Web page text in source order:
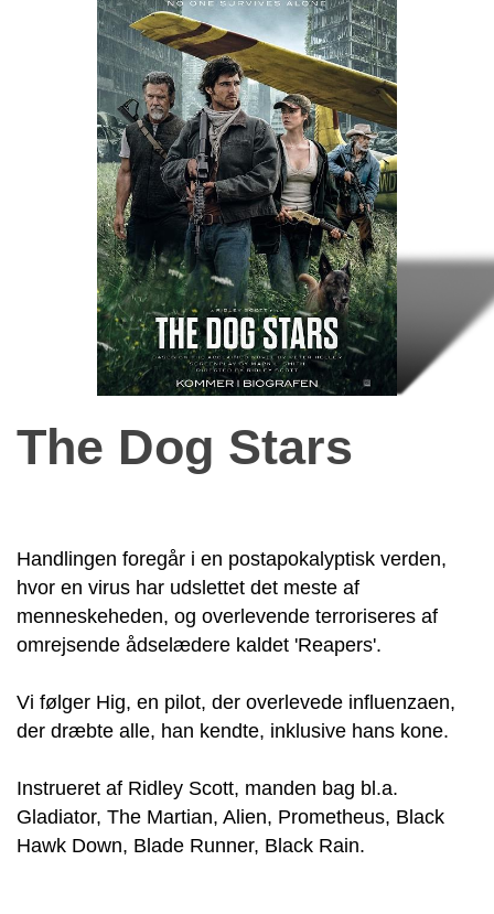
The Dog Stars
Handlingen foregår i en postapokalyptisk verden,
hvor en virus har udslettet det meste af
menneskeheden, og overlevende terroriseres af
omrejsende ådselædere kaldet 'Reapers'.
Vi følger Hig, en pilot, der overlevede influenzaen,
der dræbte alle, han kendte, inklusive hans kone.
Instrueret af Ridley Scott, manden bag bl.a.
Gladiator, The Martian, Alien, Prometheus, Black
Hawk Down, Blade Runner, Black Rain.